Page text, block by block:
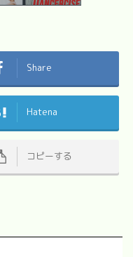
Share
Hatena
コピーする